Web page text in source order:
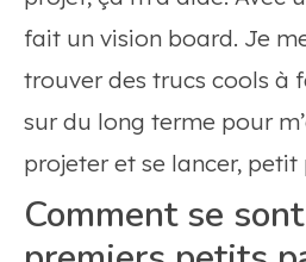
fait un vision board. Je
trouver des trucs cools à
sur du long terme pour
projeter et se lancer,
Comment se